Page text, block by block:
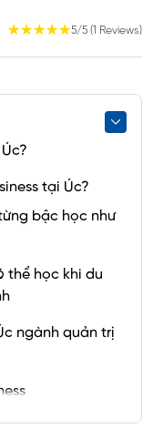
☆
☆
☆
☆
☆ 5/5 (1 Reviews)
tại Úc?
bậc học như
thể học khi du
ngành quản trị